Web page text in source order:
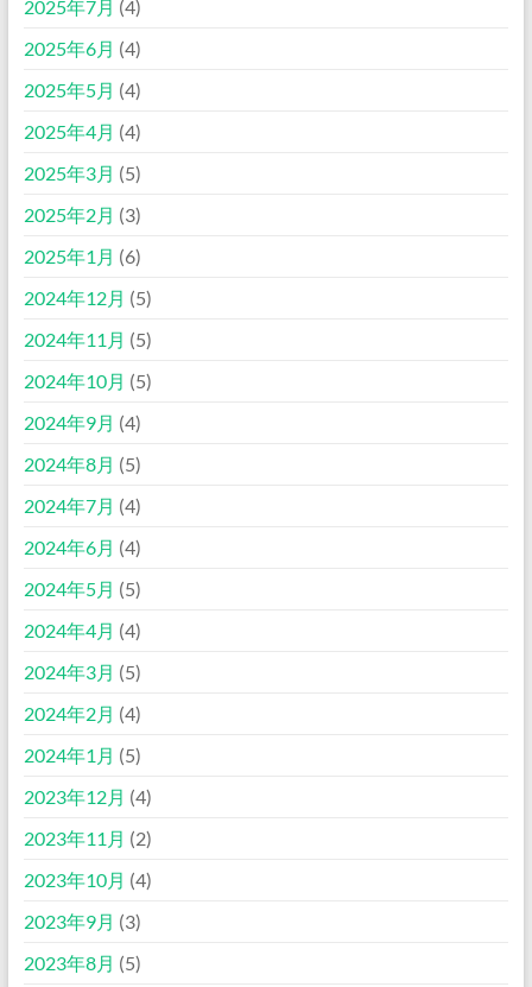
2025年7月 (4)
2025年6月 (4)
2025年5月 (4)
2025年4月 (4)
2025年3月 (5)
2025年2月 (3)
2025年1月 (6)
2024年12月 (5)
2024年11月 (5)
2024年10月 (5)
2024年9月 (4)
2024年8月 (5)
2024年7月 (4)
2024年6月 (4)
2024年5月 (5)
2024年4月 (4)
2024年3月 (5)
2024年2月 (4)
2024年1月 (5)
2023年12月 (4)
2023年11月 (2)
2023年10月 (4)
2023年9月 (3)
2023年8月 (5)